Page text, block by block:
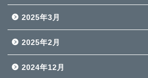
2025年3月
2025年2月
2024年12月